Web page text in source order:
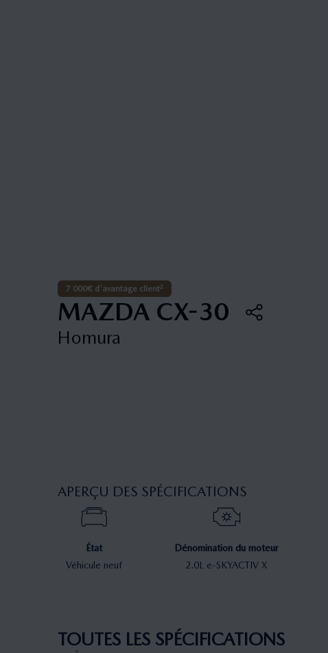
7 000€ d'avantage client2
MAZDA CX-30
Homura
APERÇU DES SPÉCIFICATIONS
État
Véhicule neuf
Dénomination du moteur
2.0L e-SKYACTIV X
TOUTES LES SPÉCIFICATIONS